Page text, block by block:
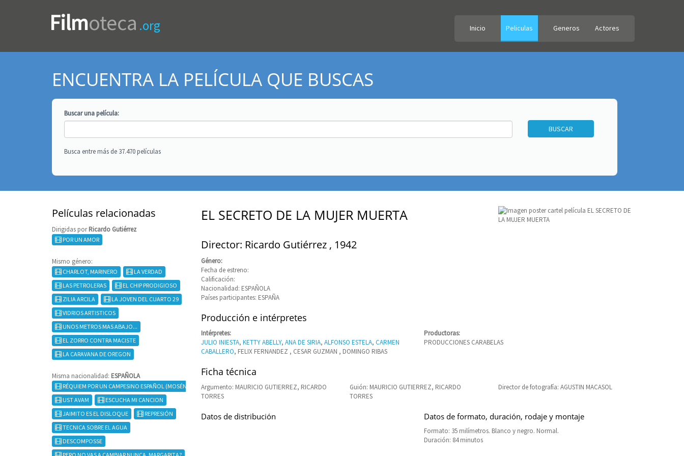
Filmoteca .org Inicio Peliculas Generos Actores
ENCUENTRA LA PELÍCULA QUE BUSCAS
Buscar unapelícula:
Busca entre más de 37.470 películas
Películas relacionadas
Dirigidas porRicardo Gutiérrez
POR UN AMOR
Mismo género:
CHARLOT, MARINERO
LA VERDAD
LAS PETROLERAS
EL CHIP PRODIGIOSO
ZILIA ARCILA
LA JOVEN DEL CUARTO 29
VIDRIOS ARTISTICOS
UNOS METROS MAS ABAJO...
EL ZORRO CONTRA MACISTE
LA CARAVANA DE OREGON
Misma nacionalidad: ESPAÑOLA
RÉQUIEM POR UN CAMPESINO ESPAÑOL (MOSÉN MILLÁN)
UST AVAM
ESCUCHA MI CANCION
JAIMITO ES EL DISLOQUE
REPRESIÓN
TECNICA SOBRE EL AGUA
DESCOMPOSSE
EL SECRETO DE LA MUJER MUERTA
Director: Ricardo Gutiérrez , 1942
Género:
Fecha de estreno:
Calificación:
Nacionalidad: ESPAÑOLA
Países participantes: ESPAÑA
Producción e intérpretes
Intérpretes:
JULIO INIESTA, KETTY ABELLY, ANA DE SIRIA, ALFONSO ESTELA, CARMEN
CABALLERO, FELIX FERNANDEZ , CESAR GUZMAN , DOMINGO RIBAS
Productoras:
PRODUCCIONES CARABELAS
Ficha técnica
Argumento: MAURICIO GUTIERREZ, RICARDO
TORRES
Guión: MAURICIO GUTIERREZ, RICARDO
TORRES
Director de fotografía: AGUSTIN MACASOL
Datos de distribución Datos de formato, duración, rodaje y montaje
Formato: 35 milímetros. Blanco y negro. Normal.
Duración: 84 minutos